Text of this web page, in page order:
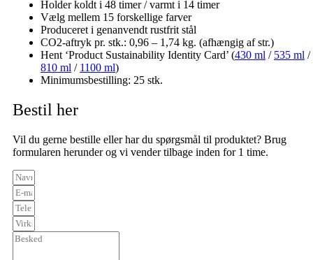
Holder koldt i 48 timer / varmt i 14 timer
Vælg mellem 15 forskellige farver
Produceret i genanvendt rustfrit stål
CO2-aftryk pr. stk.: 0,96 – 1,74 kg. (afhængig af str.)
Hent ‘Product Sustainability Identity Card’ (430 ml / 535 ml /
810 ml / 1100 ml)
Minimumsbestilling: 25 stk.
Bestil her
Vil du gerne bestille eller har du spørgsmål til produktet? Brug
formularen herunder og vi vender tilbage inden for 1 time.